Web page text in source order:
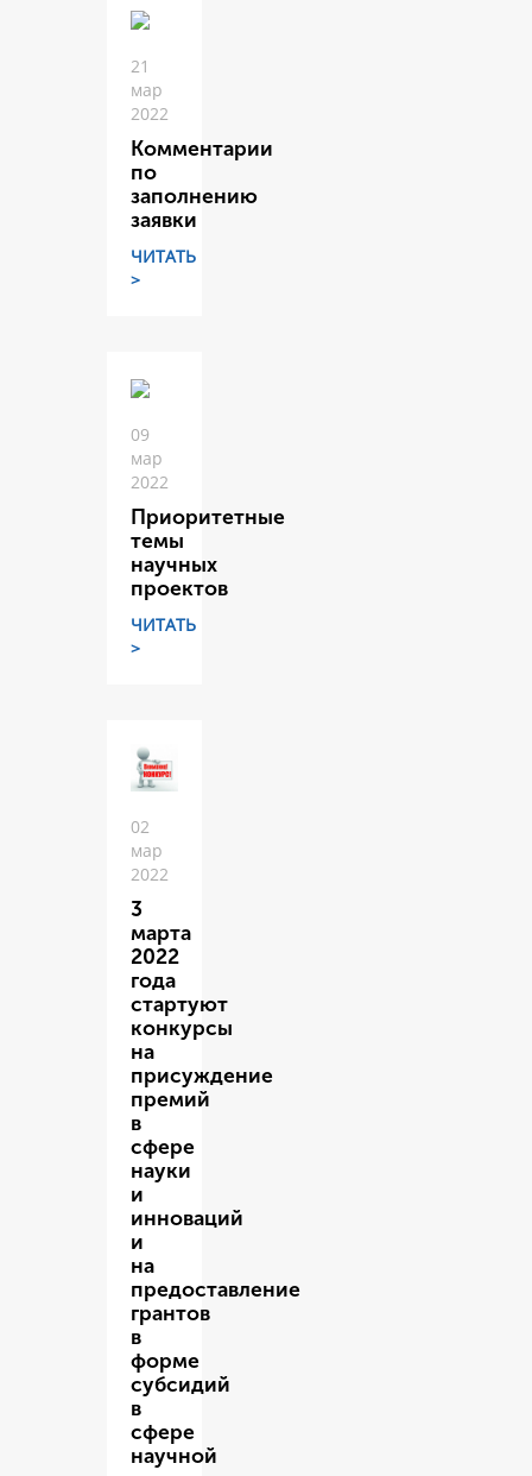
21
мар
2022
Комментарии
по
заполнению
заявки
ЧИТАТЬ
>
09
мар
2022
Приоритетные
темы
научных
проектов
ЧИТАТЬ
>
02
мар
2022
3
марта
2022
года
стартуют
конкурсы
на
присуждение
премий
в
сфере
науки
и
инноваций
и
на
предоставление
грантов
в
форме
субсидий
в
сфере
научной